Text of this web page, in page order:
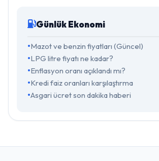
Günlük Ekonomi
Mazot ve benzin fiyatları (Güncel)
LPG litre fiyatı ne kadar?
Enflasyon oranı açıklandı mı?
Kredi faiz oranları karşılaştırma
Asgari ücret son dakika haberi